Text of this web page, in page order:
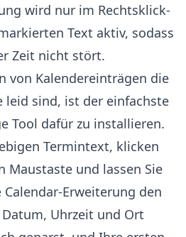
wird nur im Rechtsklick-
Text aktiv, sodass
Zeit nicht stört.
von Kalendereinträgen die
leid sind, ist der einfachste
Tool dafür zu installieren.
Termintext, klicken
Maustaste und lassen Sie
Erweiterung den
Uhrzeit und Ort